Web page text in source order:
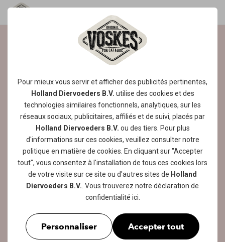
Pour mieux vous servir et afficher des publicités pertinentes,
Holland Diervoeders B.V. utilise des cookies et des
technologies similaires fonctionnels, analytiques, sur les
réseaux sociaux, publicitaires, affiliés et de suivi, placés par
Holland Diervoeders B.V. ou des tiers. Pour plus
d'informations sur ces cookies, veuillez consulter notre
politique en matière de cookies . En cliquant sur "Accepter
tout", vous consentez à l'installation de tous ces cookies lors
de votre visite sur ce site ou d'autres sites de Holland
Diervoeders B.V. . Vous trouverez notre déclaration de
confidentialité ici.
Personnaliser Accepter tout
HMMM... DES BOISSONS
AVEC DE BEAUX
MORCEAUX
DE VIANDE ET DE
POISSON
Les boissons pour chat tant convoitées de
Voskes ? Elles sont vraiment idéales pour
nos amis à fourrure qui ne boivent pas
assez.En effet, les chats dont le menu se
compose essentiellement d'aliments secs
calculs vésicaux, car ils ne consomment pas
suffisamment de liquides. C'est pourquoi nos